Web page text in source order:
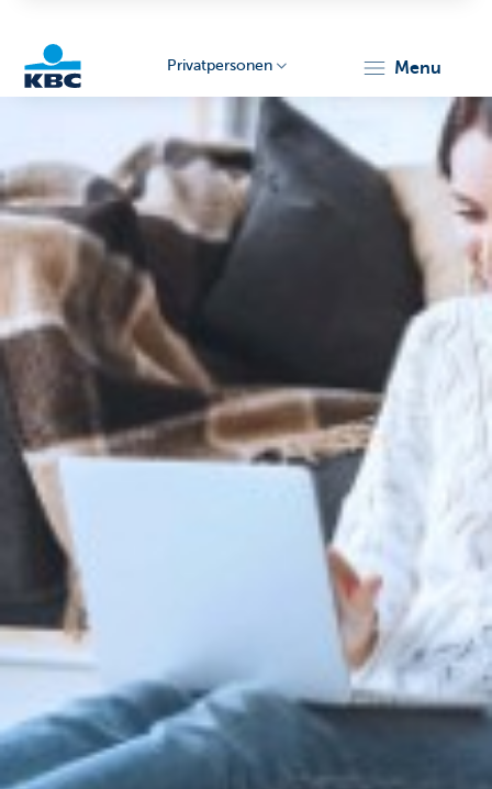
Particulieren
Privatpersonen menu